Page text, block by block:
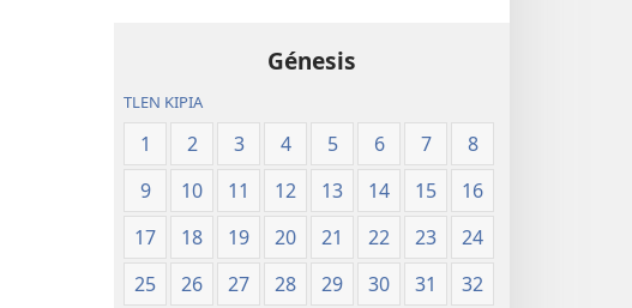
Génesis
TLEN KIPIA
1 2 3 4 5 6 7
8
9
10 11 12 13 14 15
16
17
18 19 20 21 22 23
24
25
26 27 28 29 30 31
32